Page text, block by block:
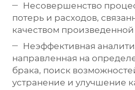
Несовершенство
потерь и расходов,
качеством
Неэффективная
направленная на
брака, поиск
устранение и улучшение